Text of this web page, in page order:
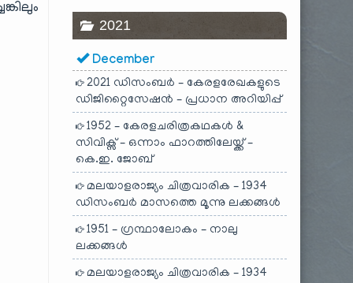
2021
December
2021 ഡിസംബർ – കേരളരേഖകളുടെ
ഡിജിറ്റൈസേഷൻ – പ്രധാന അറിയിപ്പ്
1952 – കേരളചരിത്രകഥകൾ &
സിവിക്സ് – ഒന്നാം ഫാറത്തിലേയ്ക്ക് –
കെ.ഇ. ജോബ്
മലയാളരാജ്യം ചിത്രവാരിക – 1934
ഡിസംബർ മാസത്തെ മൂന്നു ലക്കങ്ങൾ
1951 – ഗ്രന്ഥാലോകം – നാലു
ലക്കങ്ങൾ
മലയാളരാജ്യം ചിത്രവാരിക – 1934